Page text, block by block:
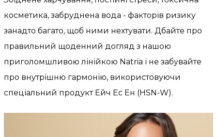
косметика, забруднена вода - факторів ризику
занадто багато, щоб ними нехтувати. Дбайте про
правильний щоденний догляд з нашою
приголомшливою лінійкою Natria і не забувайте
про внутрішню гармонію, використовуючи
спеціальний продукт Ейч Ес Ен (HSN-W).